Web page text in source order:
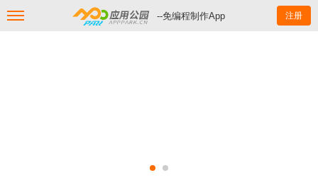
--免编程制作App 注册